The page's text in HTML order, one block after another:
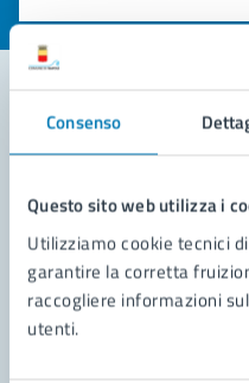
Consenso
Questo sito web utilizza i
Utilizziamo cookie tecnici
garantire la corretta
raccogliere informazioni
utenti.
Valuta 5
Valuta 4
Valuta 3 stelle su
Valuta 2 stelle su 5
Valuta 1 stelle su 5
Contatta il comune
Leggi le domande
Richiedi assistenza
Prenota